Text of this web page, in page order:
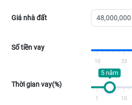
Giá nhà đất
Số tiền vay
10 33
Thời gian vay(%)
5 năm
1 10